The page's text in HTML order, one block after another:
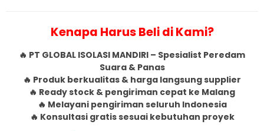
Kenapa Harus Beli di Kami?
🔥 PT GLOBAL ISOLASI MANDIRI – Spesialist Peredam
Suara & Panas
🔥 Produk berkualitas & harga langsung supplier
🔥 Ready stock & pengiriman cepat ke Malang
🔥 Melayani pengiriman seluruh Indonesia
🔥 Konsultasi gratis sesuai kebutuhan proyek